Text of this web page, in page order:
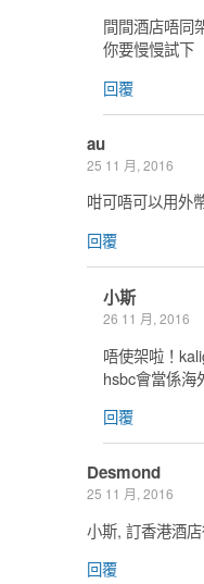
間間酒店唔同
你要慢慢試下
回覆
au
25 11 月, 2016
咁可唔可以用外
回覆
小斯
26 11 月, 2016
唔使架啦！
hsbc會當係海
回覆
Desmond
25 11 月, 2016
小斯, 訂香港酒
回覆